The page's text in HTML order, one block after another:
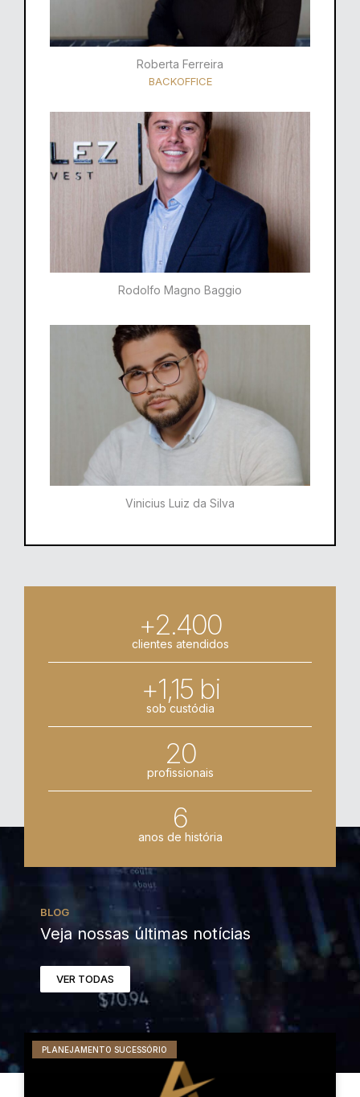
Roberta Ferreira
BACKOFFICE
Rodolfo Magno Baggio​​
Vinicius Luiz da Silva
+2.400
clientes atendidos
+1,15 bi
sob custódia
20
profissionais
6
anos de história
BLOG
Veja nossas últimas notícias
VER TODAS
PLANEJAMENTO SUCESSÓRIO